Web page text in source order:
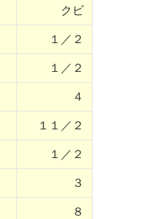
クビ
１／２
１／２
４
１１／２
１／２
３
８